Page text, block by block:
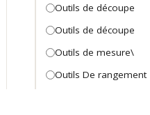
Outils de découpe
Outils de découpe
Outils de mesure\
Outils De rangement